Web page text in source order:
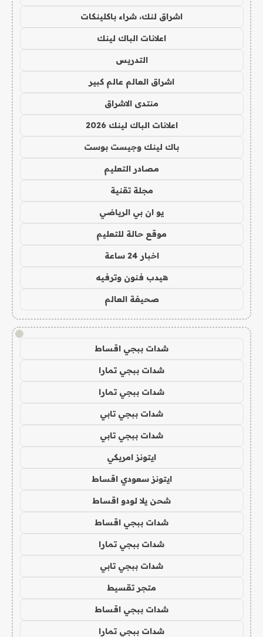
اشراق لنك، شراء باكلينكات
اعلانات الباك لينك
التدريس
اشراق العالم عالم كبير
منتدى الاشراق
اعلانات الباك لينك 2026
باك لينك وجيست بوست
مصادر التعليم
مجلة تقنية
يو ان بي الرياضي
موقع حالة للتعليم
اخبار 24 ساعة
هيدب فنون وترفيه
صحيفة العالم
!
شدات ببجي اقساط
شدات ببجي تمارا
شدات ببجي تمارا
شدات ببجي تابي
شدات ببجي تابي
ايتونز امريكي
ايتونز سعودي اقساط
شحن يلا لودو اقساط
شدات ببجي اقساط
شدات ببجي تمارا
شدات ببجي تابي
متجر تقسيط
شدات ببجي اقساط
شدات ببجي تمارا